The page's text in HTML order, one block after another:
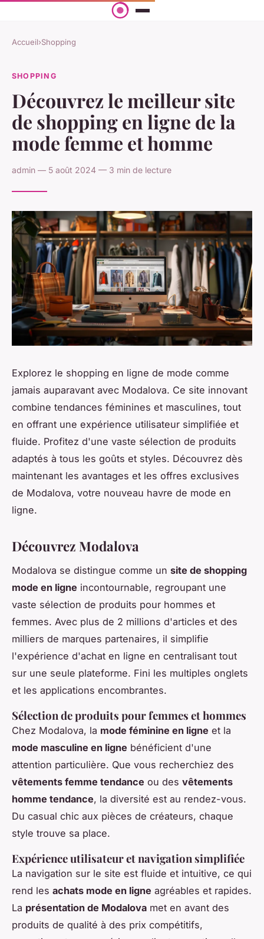
Accueil›Shopping
SHOPPING
Découvrez le meilleur site
de shopping en ligne de la
mode femme et homme
admin — 5 août 2024 — 3 min de lecture
Explorez le shopping en ligne de mode comme
jamais auparavant avec Modalova. Ce site innovant
combine tendances féminines et masculines, tout
en offrant une expérience utilisateur simplifiée et
fluide. Profitez d'une vaste sélection de produits
adaptés à tous les goûts et styles. Découvrez dès
maintenant les avantages et les offres exclusives
de Modalova, votre nouveau havre de mode en
ligne.
Découvrez Modalova
Modalova se distingue comme un site de shopping
mode en ligne incontournable, regroupant une
vaste sélection de produits pour hommes et
femmes. Avec plus de 2 millions d'articles et des
milliers de marques partenaires, il simplifie
l'expérience d'achat en ligne en centralisant tout
sur une seule plateforme. Fini les multiples onglets
et les applications encombrantes.
Sélection de produits pour femmes et hommes
Chez Modalova, la mode féminine en ligne et la
mode masculine en ligne bénéficient d'une
attention particulière. Que vous recherchiez des
vêtements femme tendance ou des vêtements
homme tendance, la diversité est au rendez-vous.
Du casual chic aux pièces de créateurs, chaque
style trouve sa place.
Expérience utilisateur et navigation simplifiée
La navigation sur le site est fluide et intuitive, ce qui
rend les achats mode en ligne agréables et rapides.
La présentation de Modalova met en avant des
produits de qualité à des prix compétitifs,